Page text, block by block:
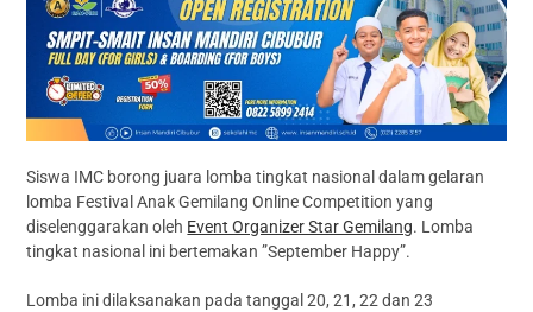
Siswa IMC borong juara lomba tingkat nasional dalam gelaran
lomba Festival Anak Gemilang Online Competition yang
diselenggarakan oleh Event Organizer Star Gemilang. Lomba
tingkat nasional ini bertemakan ”September Happy”.
Lomba ini dilaksanakan pada tanggal 20, 21, 22 dan 23